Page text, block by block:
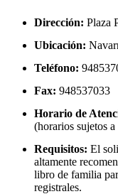
Dirección: Plaza
Ubicación:
Teléfono:
Fax: 948537033
Horario de
(horarios sujetos
Requisitos: El
altamente
libro de familia
registrales.